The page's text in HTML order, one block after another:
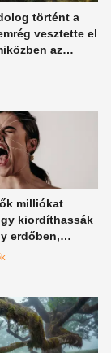
történt a
vesztette el
az
és egy jelet
milliókat
kiordíthassák
erdőben,
tűnő trend